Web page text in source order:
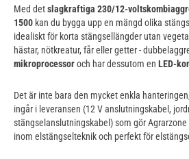
Med detslagkraftiga 230/12-
1500 kan du bygga upp en mängd olika
idealiskt för korta stängsellängder utan
hästar, nötkreatur, får eller getter -
mikroprocessoroch har dessutom en LED-
Det är inte bara den mycket enkla
ingår i leveransen (12 V anslutningskabel,
stängselanslutningskabel) som gör
inom elstängselteknik och perfekt för